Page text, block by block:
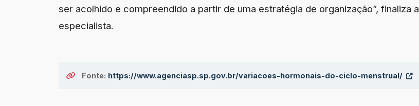
ser acolhido e compreendido a partir de uma estratégia de organização”, finaliza a
especialista.
Fonte: https://www.agenciasp.sp.gov.br/variacoes-hormonais-do-ciclo-menstrual/